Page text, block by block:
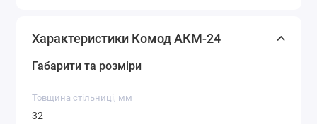
Матеріал – ламіноване ДСП 16 мм. Товщина
встановлені накладки МДФ
Палітра кольорів лДСП (будь-який колір можна
вибрати без доплати до вартості )
Характеристики Комод АКМ-24
Габарити та розміри
Товщина стільниці, мм
32